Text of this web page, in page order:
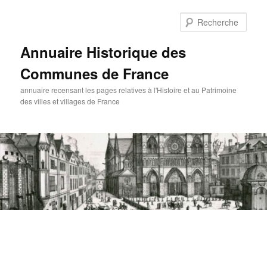
Annuaire Historique des
Communes de France
annuaire recensant les pages relatives à l'Histoire et au Patrimoine
des villes et villages de France